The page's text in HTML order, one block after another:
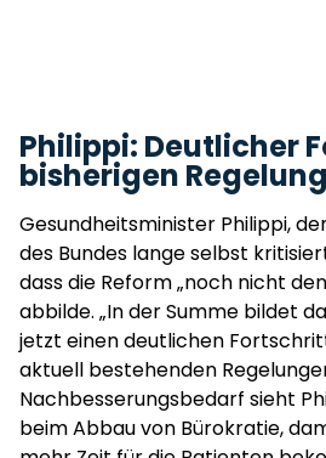
Philippi: Deutlicher
bisherigen
Gesundheitsminister Philippi,
des Bundes lange selbst
dass die Reform „noch nicht
abbilde. „In der Summe bildet
jetzt einen deutlichen
aktuell bestehenden
Nachbesserungsbedarf sieht
beim Abbau von Bürokratie,